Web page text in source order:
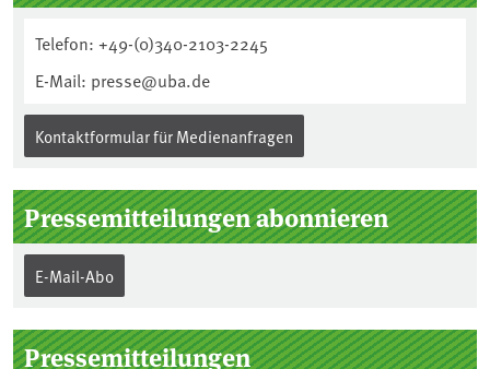
Telefon: +49-(0)340-2103-2245
E-Mail: presse@uba.de
Kontaktformular für Medienanfragen
Pressemitteilungen abonnieren
E-Mail-Abo
Pressemitteilungen